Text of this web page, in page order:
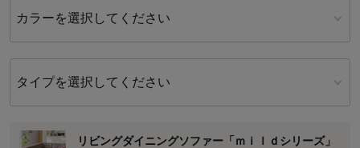
カラーを選択してください
タイプを選択してください
リビングダイニングソファー「ｍｉｌｄシリーズ」